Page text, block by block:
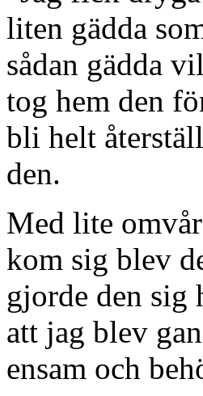
liten gädda
sådan gädda
tog hem den
bli helt
den.
Med lite
kom sig blev
gjorde den sig
att jag blev
ensam och